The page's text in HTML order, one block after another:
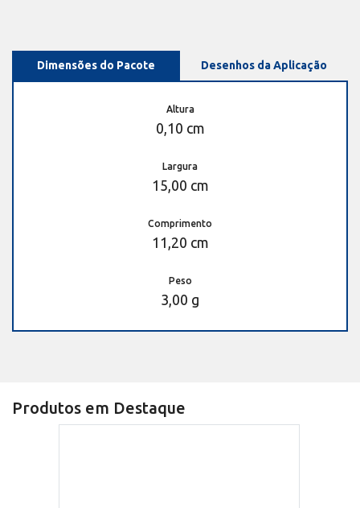
Dimensões do Pacote Desenhos da Aplicação
Altura
0,10 cm
Largura
15,00 cm
Comprimento
11,20 cm
Peso
3,00 g
Produtos em Destaque